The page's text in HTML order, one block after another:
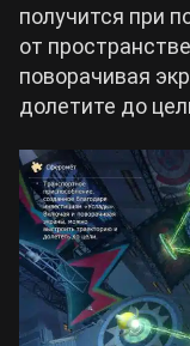
получится при
от
поворачивая
долетите до